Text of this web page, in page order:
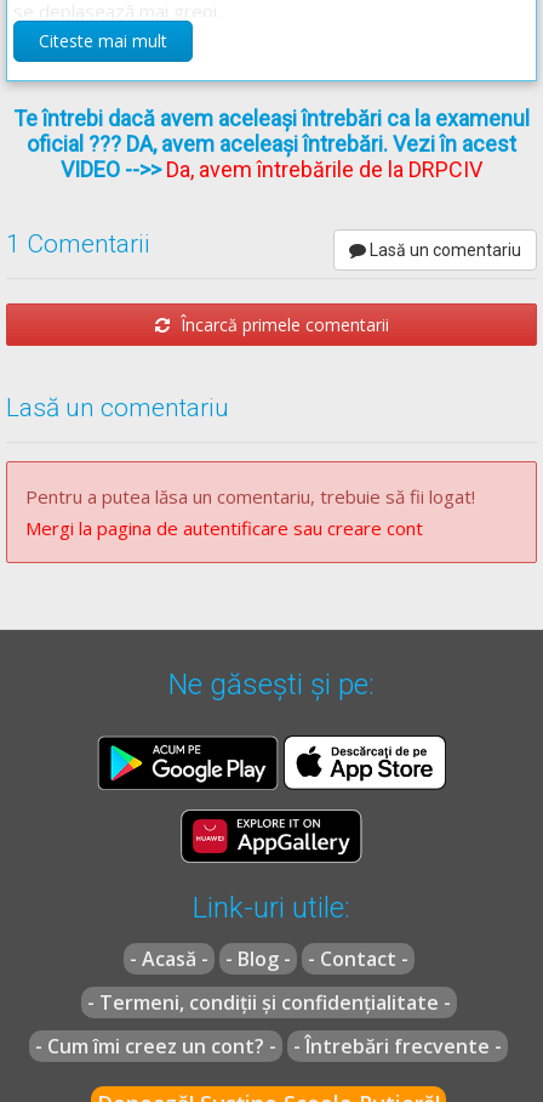
Răspunsul corect este: B
Recomandări:
Curs de prim ajutor --> Curs de prim ajutor
Citeste mai mult
Te întrebi dacă avem aceleași întrebări ca la examenul
oficial ??? DA, avem aceleași întrebări. Vezi în acest
VIDEO -->>Da, avem întrebările de la DRPCIV
1 Comentarii Lasă un comentariu
Încarcă primele comentarii
Lasă un comentariu
Pentru a putea lăsa un comentariu, trebuie să fii logat!
Mergi la pagina de autentificare sau creare cont
Ne găsești și pe:
Link-uri utile:
- Acasă - - Blog -
- Contact -
- Termeni, condiții și confidențialitate -
- Cum îmi creez un cont? -
- Întrebări frecvente -